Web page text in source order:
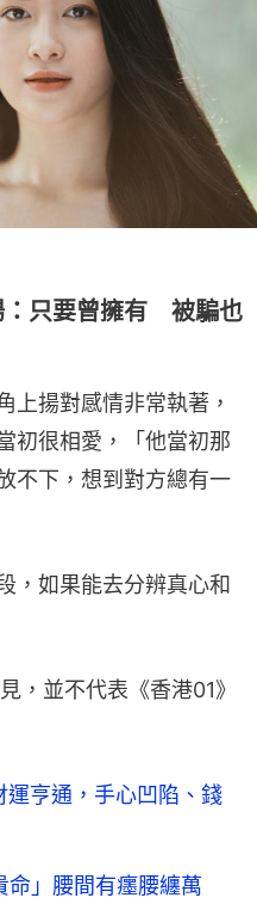
：只要曾擁有 被騙也
上揚對感情非常執著，
初很相愛，「他當初那
不下，想到對方總有一
，如果能去分辨真心和
，並不代表《香港01》
亨通，手心凹陷、錢
」腰間有癦腰纏萬